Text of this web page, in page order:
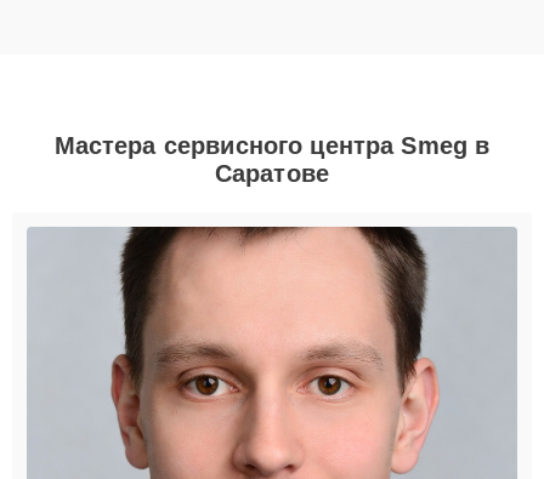
Мастера сервисного центра Smeg в
Саратове